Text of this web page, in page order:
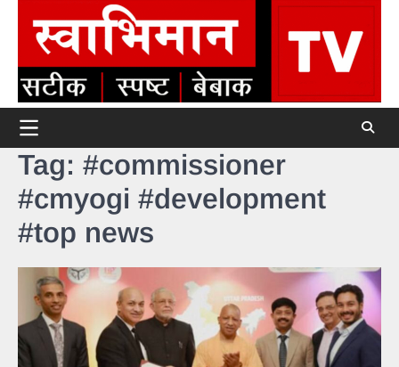
content
Tag: #commissioner
#cmyogi #development
#top news